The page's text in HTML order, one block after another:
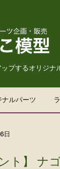
プするオリジ
ナルパーツ
日
ント】 ナ